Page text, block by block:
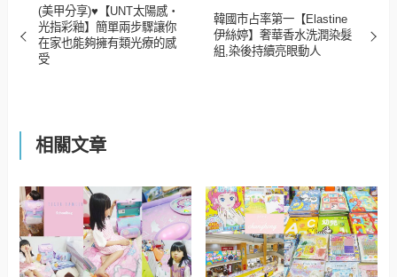
(美甲分享)♥【UNT太陽感‧
光指彩釉】簡單兩步驟讓你
在家也能夠擁有類光療的感
受
韓國市占率第一【Elastine
伊絲婷】奢華香水洗潤染髮
組,染後持續亮眼動人
相關文章